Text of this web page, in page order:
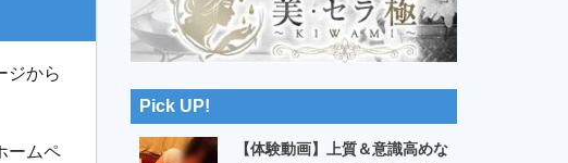
ジから
ームペ
Pick UP!
【体験動画】上質＆意識高めな